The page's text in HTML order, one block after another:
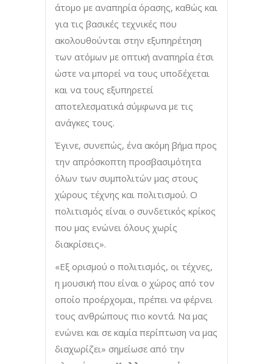
άτομο με αναπηρία όρασης, καθώς και
για τις βασικές τεχνικές που
ακολουθούνται στην εξυπηρέτηση
των ατόμων με οπτική αναπηρία έτσι
ώστε να μπορεί να τους υποδέχεται
και να τους εξυπηρετεί
αποτελεσματικά σύμφωνα με τις
ανάγκες τους.
Έγινε, συνεπώς, ένα ακόμη βήμα προς
την απρόσκοπτη προσβασιμότητα
όλων των συμπολιτών μας στους
χώρους τέχνης και πολιτισμού. Ο
πολιτισμός είναι ο συνδετικός κρίκος
που μας ενώνει όλους χωρίς
διακρίσεις».
«Εξ ορισμού ο πολιτισμός, οι τέχνες,
η μουσική που είναι ο χώρος από τον
οποίο προέρχομαι, πρέπει να φέρνει
τους ανθρώπους πιο κοντά. Να μας
ενώνει και σε καμία περίπτωση να μας
διαχωρίζει» σημείωσε από την